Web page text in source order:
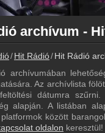
archívum -
Hit Rádió Hit Rádió
archívumában
Az archívlista
dátumra
alapján. A listában
között
oldalon keresztül!